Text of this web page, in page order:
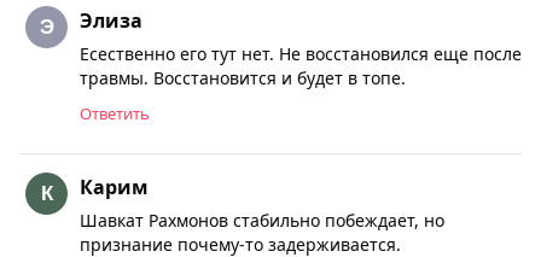
Элиза
Есественно его тут нет. Не восстановился еще после
травмы. Восстановится и будет в топе.
Ответить
Карим
Шавкат Рахмонов стабильно побеждает, но
признание почему-то задерживается.